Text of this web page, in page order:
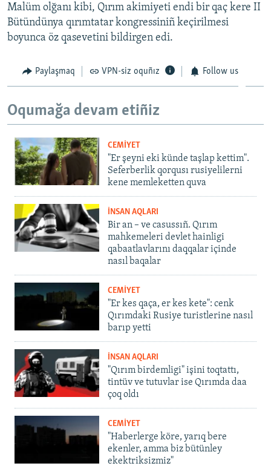
Malüm olğanı kibi, Qırım akimiyeti endi bir qaç kere II
Bütündünya qırımtatar kongressiniñ keçirilmesi
boyunca öz qasevetini bildirgen edi.
Paylaşmaq VPN-siz oquñız Follow us
Oqumağa devam etiñiz
CEMİYET
"Er şeyni eki künde taşlap kettim".
Seferberlik qorqusı rusiyelilerni
kene memleketten quva
İNSAN AQLARI
Bir an – ve casussıñ. Qırım
mahkemeleri devlet hainligi
qabaatlavlarını daqqalar içinde
nasıl baqalar
CEMİYET
"Er kes qaça, er kes kete": cenk
Qırımdaki Rusiye turistlerine nasıl
barıp yetti
İNSAN AQLARI
"Qırım birdemligi" işini toqtattı,
tintüv ve tutuvlar ise Qırımda daa
çoq oldı
CEMİYET
"Haberlerge köre, yarıq bere
ekenler, amma biz bütünley
ekektriksizmiz"